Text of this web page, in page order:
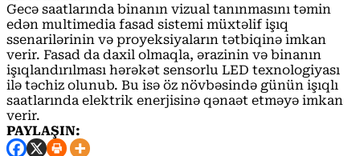
Gecə saatlarında binanın vizual tanınmasını təmin
edən multimedia fasad sistemi müxtəlif işıq
ssenarilərinin və proyeksiyaların tətbiqinə imkan
verir. Fasad da daxil olmaqla, ərazinin və binanın
işıqlandırılması hərəkət sensorlu LED texnologiyası
ilə təchiz olunub. Bu isə öz növbəsində günün işıqlı
saatlarında elektrik enerjisinə qənaət etməyə imkan
verir.
PAYLAŞIN: